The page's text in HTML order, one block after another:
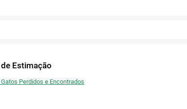
Estimação
Perdidos e Encontrados